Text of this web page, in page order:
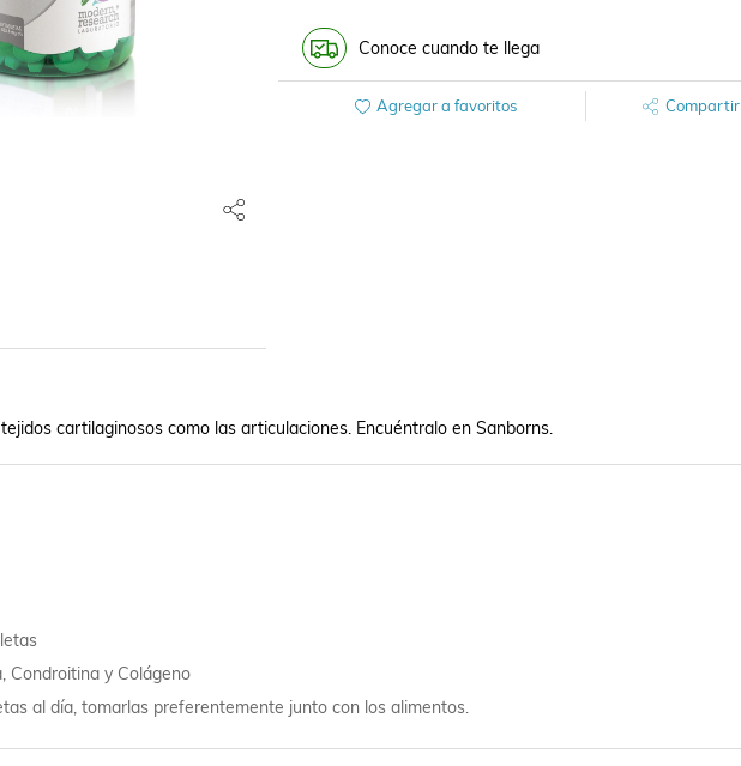
Conoce cuando te llega
Agregar a favoritos Compartir
cartilaginosos como las articulaciones. Encuéntralo en Sanborns.
Condroitina y Colágeno
al día, tomarlas preferentemente junto con los alimentos.